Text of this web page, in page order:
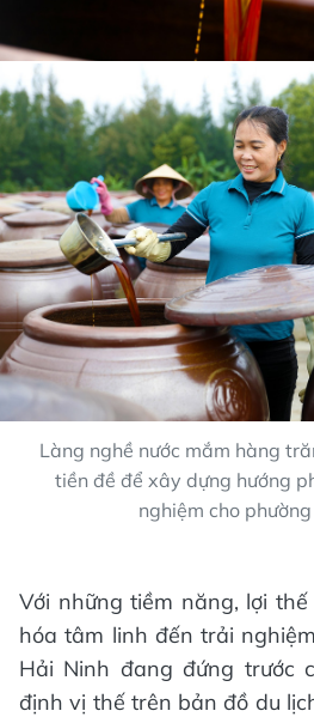
Làng nghề nước mắm hàng
tiền đề để xây dựng hướng
nghiệm cho
Với những tiềm năng, lợi
hóa tâm linh đến trải
Hải Ninh đang đứng trước
định vị thế trên bản đồ du